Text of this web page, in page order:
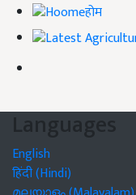
होम
Languages
English
हिंदी (Hindi)